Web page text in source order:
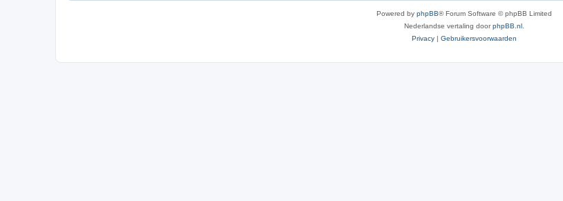
Powered by phpBB® Forum Software © phpBB Limited
Nederlandse vertaling doorphpBB.nl
Privacy | Gebruikersvoorwaarden